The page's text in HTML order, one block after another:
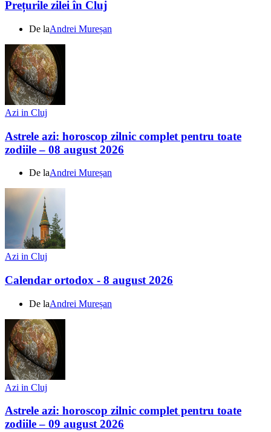
Prețurile zilei în Cluj
De laAndrei Mureșan
Azi in Cluj
Astrele azi: horoscop zilnic complet pentru toate
zodiile – 08 august 2026
De laAndrei Mureșan
Azi in Cluj
Calendar ortodox - 8 august 2026
De laAndrei Mureșan
Azi in Cluj
Astrele azi: horoscop zilnic complet pentru toate
zodiile – 09 august 2026